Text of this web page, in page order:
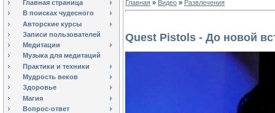
Главная страница
В поисках чудесного
Авторские курсы
Записи пользователей
Медитации
Музыка для медитаций
Практики и техники
Мудрость веков
Здоровье
Магия
Вопрос-ответ
Главная » Видео » Развлечения
Quest Pistols - До новой